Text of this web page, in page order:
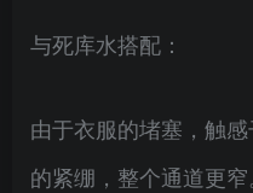
与死库水搭配：
由于衣服的堵塞，触
的紧绷，整个通道更窄。